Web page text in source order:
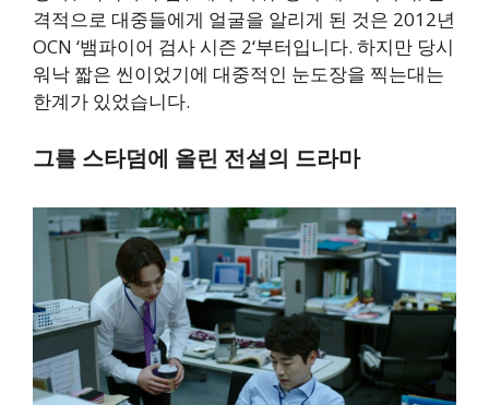
격적으로 대중들에게 얼굴을 알리게 된 것은 2012년
OCN ‘뱀파이어 검사 시즌 2‘부터입니다. 하지만 당시
워낙 짧은 씬이었기에 대중적인 눈도장을 찍는대는
한계가 있었습니다.
그를 스타덤에 올린 전설의 드라마